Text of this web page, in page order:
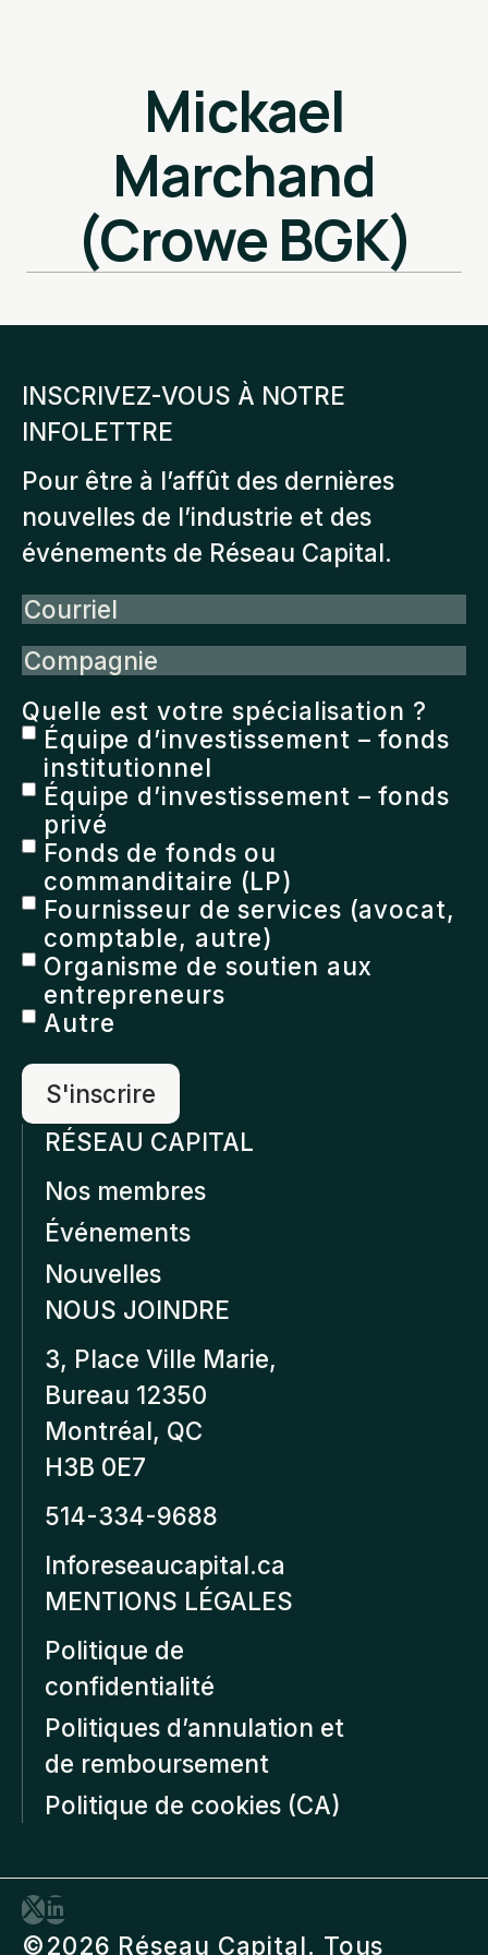
Mickael
Marchand
(Crowe BGK)
INSCRIVEZ-VOUS À NOTRE
INFOLETTRE
Pour être à l’affût des dernières
nouvelles de l’industrie et des
événements de Réseau Capital.
Courriel
Compagnie
Quelle est votre spécialisation ?
Équipe d’investissement – fonds
institutionnel
Équipe d’investissement – fonds
privé
Fonds de fonds ou
commanditaire (LP)
Fournisseur de services (avocat,
comptable, autre)
Organisme de soutien aux
entrepreneurs
Autre
RÉSEAU CAPITAL
Nos membres
Événements
Nouvelles
NOUS JOINDRE
3, Place Ville Marie,
Bureau 12350
Montréal, QC
H3B 0E7
514-334-9688
Inforeseaucapital.ca
MENTIONS LÉGALES
Politique de
confidentialité
Politiques d’annulation et
de remboursement
Politique de cookies (CA)
©2026 Réseau Capital. Tous